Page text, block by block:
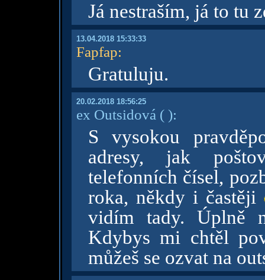
Já nestraším, já to tu
13.04.2018 15:33:33
Fapfap:
Gratuluju.
20.02.2018 18:56:25
ex Outsidová ( ):
S vysokou
adresy, jak
telefonních čísel,
roka, někdy i častěji
vidím tady. Úplně
Kdybys mi chtěl
můžeš se ozvat na